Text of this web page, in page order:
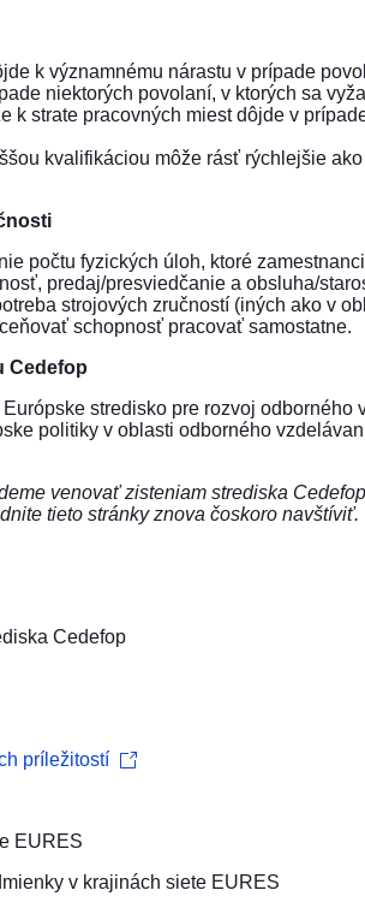
k významnému nárastu v prípade
niektorých povolaní, v ktorých sa
k strate pracovných miest dôjde v
kvalifikáciou môže rásť rýchlejšie
počtu fyzických úloh, ktoré
predaj/presviedčanie a obsluha/
strojových zručností (iných ako v
schopnosť pracovať samostatne.
Cedefop
stredisko pre rozvoj
politiky v oblasti odborného
venovať zisteniam strediska
tieto stránky znova čoskoro navštíviť.
Cedefop
príležitostí
EURES
v krajinách siete EURES